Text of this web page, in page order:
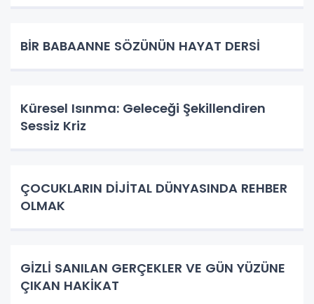
BİR BABAANNE SÖZÜNÜN HAYAT DERSİ
Küresel Isınma: Geleceği Şekillendiren
Sessiz Kriz
ÇOCUKLARIN DİJİTAL DÜNYASINDA REHBER
OLMAK
GİZLİ SANILAN GERÇEKLER VE GÜN YÜZÜNE
ÇIKAN HAKİKAT